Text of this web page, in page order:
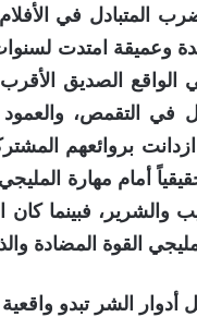
المتبادل في
وعميقة امتدت
الواقع الصديق
في التقمص،
بروائعهم
أمام مهارة
والشرير، فبينما
القوة المضادة
الشر تبدو واقعية